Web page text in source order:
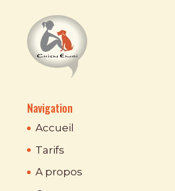
Navigation
Accueil
Tarifs
A propos